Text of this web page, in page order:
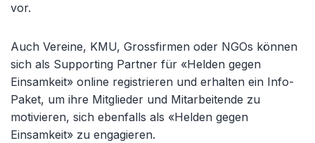
vor.
Auch Vereine, KMU, Grossfirmen oder NGOs können
sich als Supporting Partner für «Helden gegen
Einsamkeit» online registrieren und erhalten ein Info-
Paket, um ihre Mitglieder und Mitarbeitende zu
motivieren, sich ebenfalls als «Helden gegen
Einsamkeit» zu engagieren.